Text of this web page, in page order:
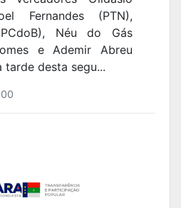
Fernandes (PTN),
Néu do Gás
e Ademir Abreu
tarde desta segu...